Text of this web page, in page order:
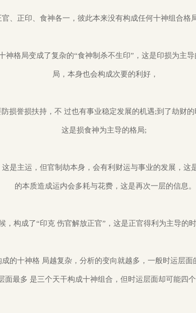
、正印、食神各一，彼此本来没有构成任何十神组合格
神格局变成了复杂的“食神制杀不生印”，这是印损为主导
局，本身也会构成次要的利好，
损誉损扶持，不 过也有事业稳定发展的机遇;到了劫财的
这是损食神为主导的格局;
是主运，但官制劫本身，会有利财运与事业的发展，这
的本质造成运内会多耗与花费，这是再次一层的信息。
，构成了“印克 伤官解放正官”，这是正官得利为主导的
的十神格 局越复杂，分析的变向就越多，一般时运层
面最多 是三个天干构成十神组合，但时运层面却可能四